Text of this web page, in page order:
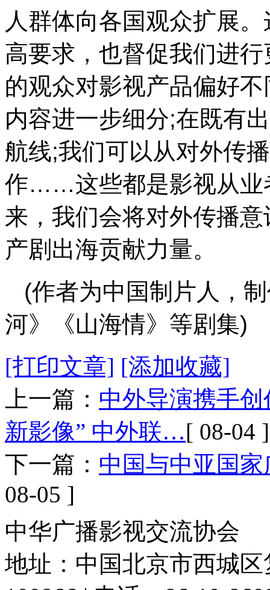
人群体向各国观众扩展
高要求，也督促我们进
的观众对影视产品偏好
内容进一步细分;在既有
航线;我们可以从对外传
作……这些都是影视从业
来，我们会将对外传播
产剧出海贡献力量。
(作者为中国制片人，
河》《山海情》等剧集)
[打印文章] [添加收藏]
上一篇： 中外导演携手创
新影像” 中外联…[ 08-04 ]
下一篇： 中国与中亚国
08-05 ]
中华广播影视交流协会
地址：中国北京市西城